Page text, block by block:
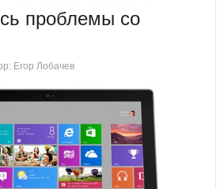
проблемы со
Егор Лобачев